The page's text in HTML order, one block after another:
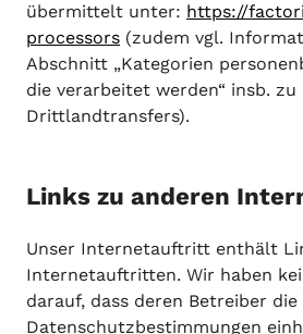
übermittelt unter: https://
processors (zudem vgl.
Abschnitt „Kategorien
die verarbeitet werden“ insb. zu
Drittlandtransfers).
Links zu anderen
Unser Internetauftritt enthält
Internetauftritten. Wir haben
darauf, dass deren Betreiber die
Datenschutzbestimmungen